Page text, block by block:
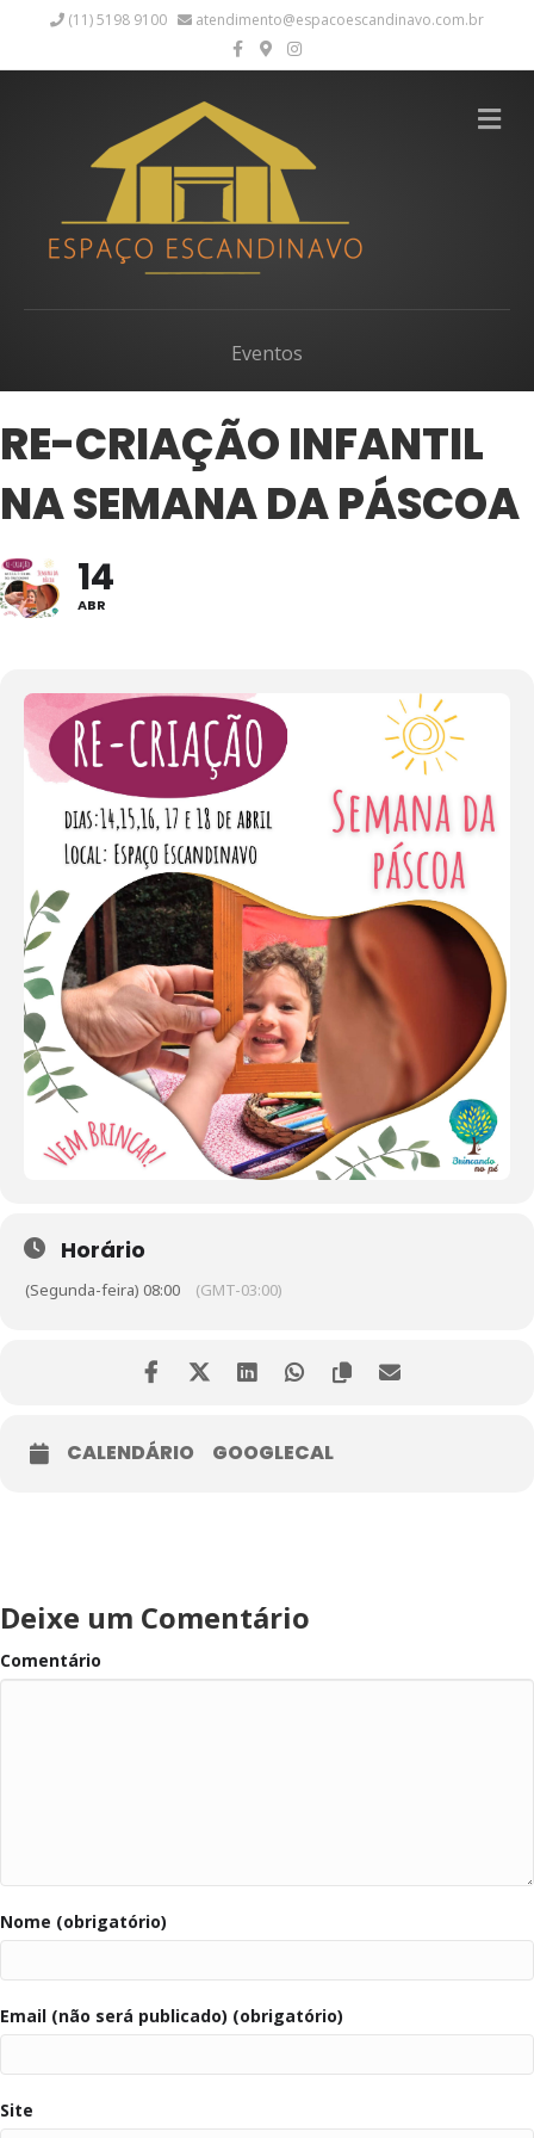
(11) 5198 9100
atendimento@espacoescandinavo.com.br
FacebookGoogle-maps
Instagram
Eventos
RE-CRIAÇÃO INFANTIL
NA SEMANA DA PÁSCOA
14
ABR
Horário
(Segunda-feira) 08:00 (GMT-03:00)
CALENDÁRIO GOOGLECAL
Deixe um Comentário
Comentário
Nome (obrigatório)
Email (não será publicado) (obrigatório)
Site